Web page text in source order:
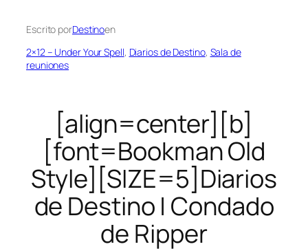
Escrito porDestinoen
2×12 – Under Your Spell, Diarios de Destino, Sala de
reuniones
[align=center][b]
[font=Bookman Old
Style][SIZE=5]Diarios
de Destino | Condado
de Ripper